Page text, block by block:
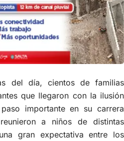
del día, cientos de familias
que llegaron con la ilusión
importante en su carrera
a niños de distintas
gran expectativa entre los